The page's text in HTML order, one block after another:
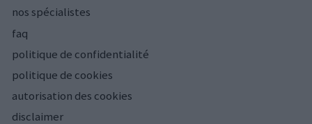
nos spécialistes
faq
politique de confidentialité
politique de cookies
autorisation des cookies
disclaimer